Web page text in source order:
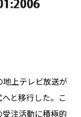
上テレビ放送が
と移行した。こ
注活動に積極的